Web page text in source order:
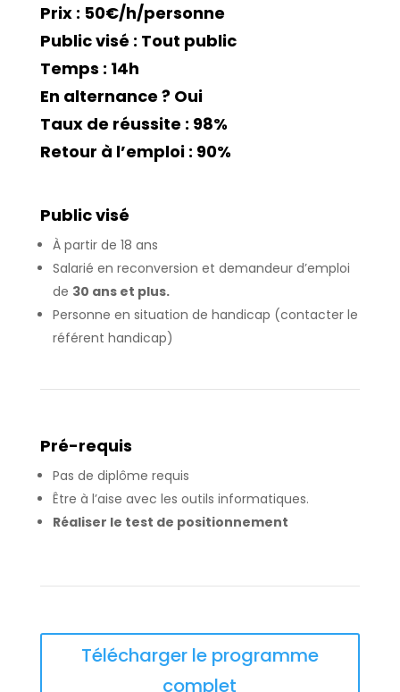
Prix : 50€/h/personne
Public visé : Tout public
Temps : 14h
En alternance ?Oui
Taux de réussite : 98%
Retour à l’emploi : 90%
Public visé
À partir de 18 ans
Salarié en reconversion et demandeur d’emploi
de 30 ans et plus.
Personne en situation de handicap (contacter le
référent handicap)
Pré-requis
Pas de diplôme requis
Être à l’aise avec les outils informatiques.
Réaliser le test de positionnement
Télécharger le programme
complet